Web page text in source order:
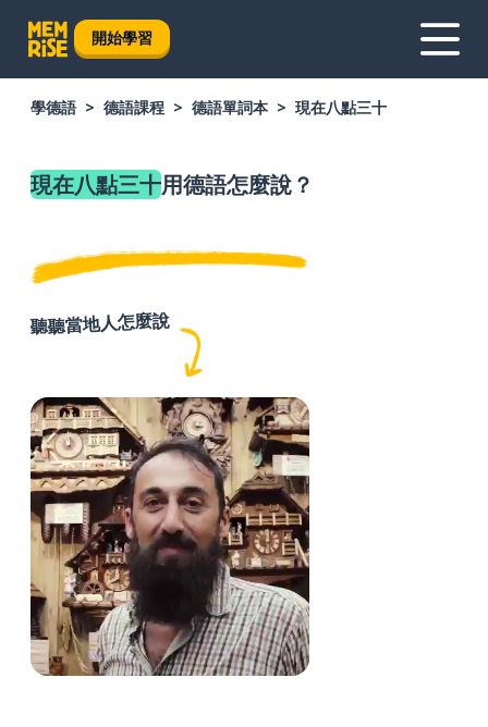
開始學習
學德語 德語課程 德語單詞本 現在八點三十
現在八點三十用德語怎麼說？
聽聽當地人怎麼說